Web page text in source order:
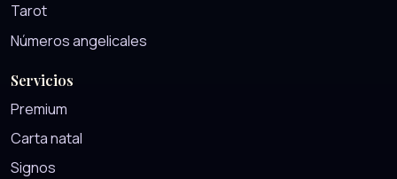
Tarot
Números angelicales
Servicios
Premium
Carta natal
Signos